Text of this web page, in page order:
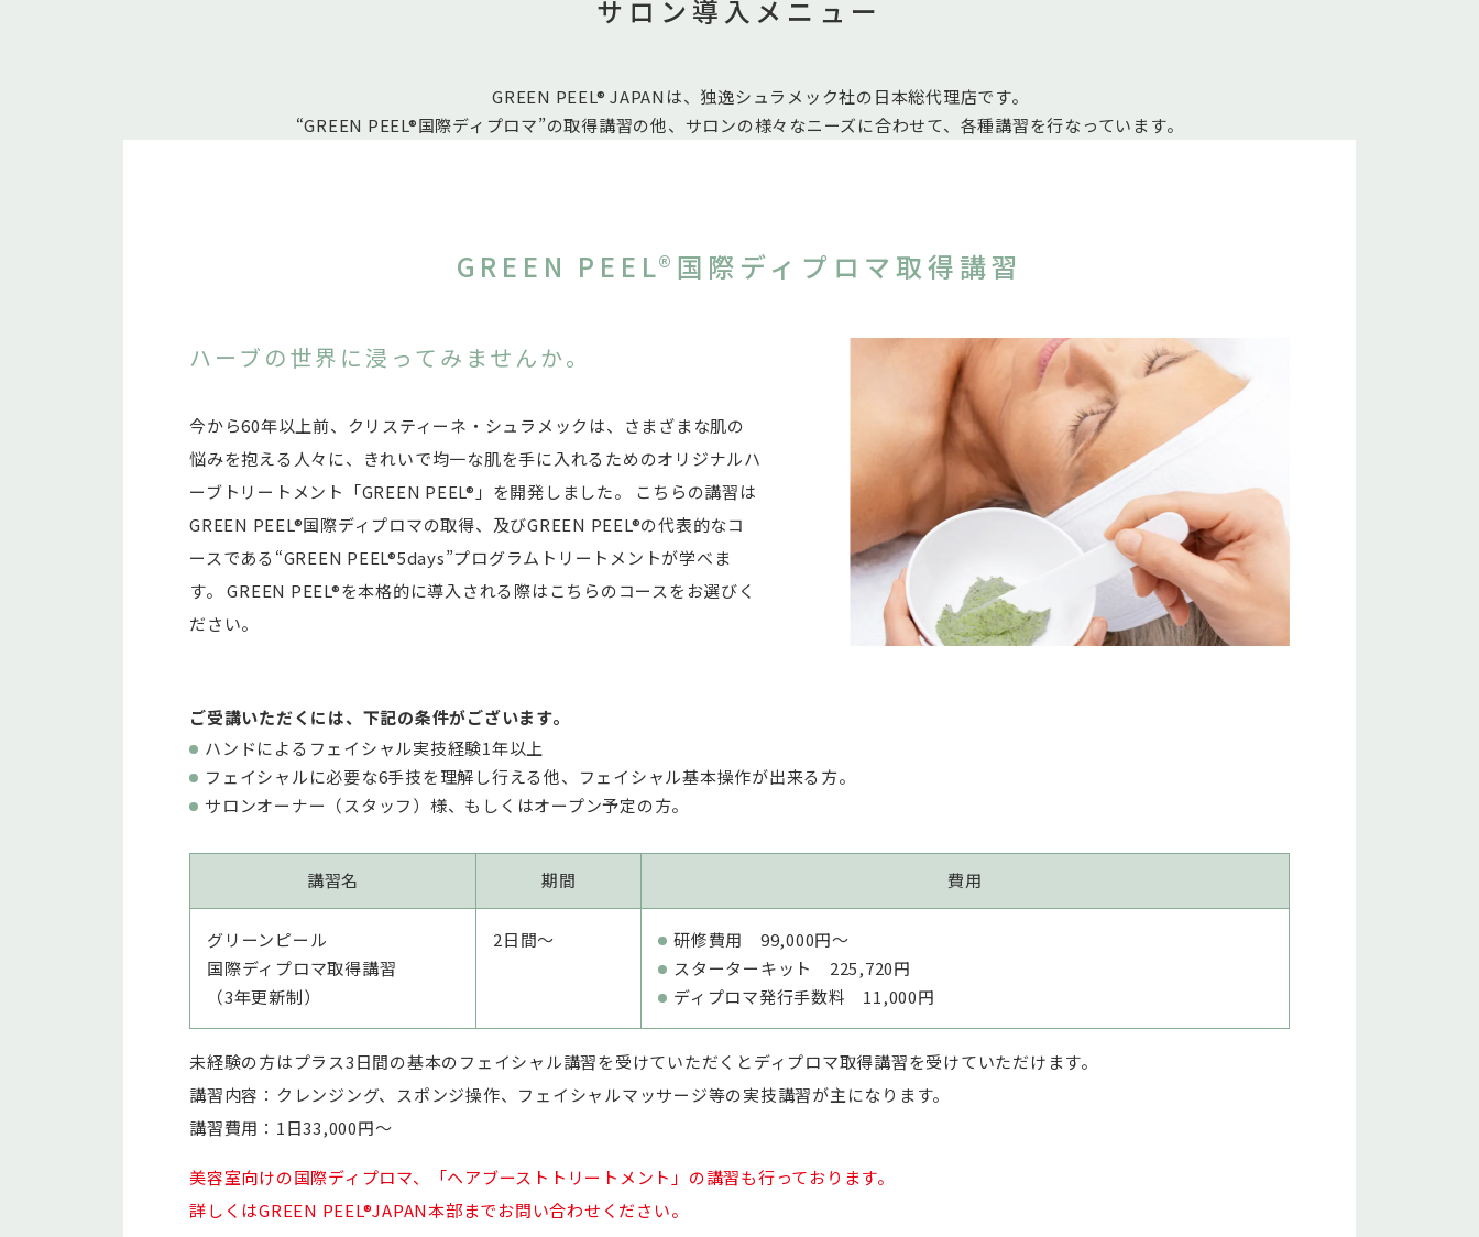
サロン導入メニュー
GREEN PEEL® JAPANは、独逸シュラメック社の日本総代理店です。
“GREEN PEEL®国際ディプロマ”の取得講習の他、サロンの様々なニーズに合わせて、各種講習を行なっています。
GREEN PEEL® 国際ディプロマ取得講習
ハーブの世界に浸ってみませんか。
今から60年以上前、クリスティーネ・シュラメックは、さまざまな肌の
悩みを抱える人々に、きれいで均一な肌を手に入れるためのオリジナルハ
ーブトリートメント「GREEN PEEL®」を開発しました。 こちらの講習は
GREEN PEEL®国際ディプロマの取得、及びGREEN PEEL®の代表的なコ
ースである“GREEN PEEL®5days”プログラムトリートメントが学べま
す。 GREEN PEEL®を本格的に導入される際はこちらのコースをお選びく
ださい。
ご受講いただくには、下記の条件がございます。
ハンドによるフェイシャル実技経験1年以上
フェイシャルに必要な6手技を理解し行える他、フェイシャル基本操作が出来る方。
サロンオーナー（スタッフ）様、もしくはオープン予定の方。
講習名
グリーンピール
国際ディプロマ取得講習
（3年更新制）
期間
2日間〜
費用
研修費用 99,000円〜
スターターキット 225,720円
ディプロマ発行手数料 11,000円
未経験の方はプラス3日間の基本のフェイシャル講習を受けていただくとディプロマ取得講習を受けていただけます。
講習内容：クレンジング、スポンジ操作、フェイシャルマッサージ等の実技講習が主になります。
講習費用：1日33,000円～
美容室向けの国際ディプロマ、「ヘアブーストトリートメント」の講習も行っております。
詳しくはGREEN PEEL®JAPAN本部までお問い合わせください。